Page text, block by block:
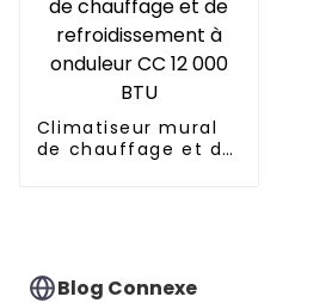
Climatiseur mural
de chauffage et de
Blog Connexe